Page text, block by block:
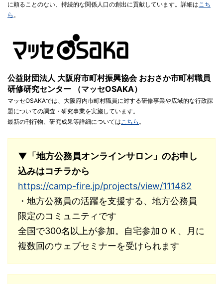
に頼ることのない、持続的な関係人口の創出に貢献しています。詳細はこち
ら 。
公益財団法人 大阪府市町村振興協会 おおさか市町村職員
研修研究センター （マッセOSAKA）
マッセOSAKAでは、大阪府内市町村職員に対する研修事業や広域的な行政課
題についての調査・研究事業を実施しています。
最新の刊行物、研究成果等詳細についてはこちら 。
▼「地方公務員オンラインサロン」のお申し
込みはコチラから
https://camp-fire.jp/projects/view/111482
・地方公務員の活躍を支援する、地方公務員
限定のコミュニティです
全国で300名以上が参加。自宅参加ＯＫ、月に
複数回のウェブセミナーを受けられます